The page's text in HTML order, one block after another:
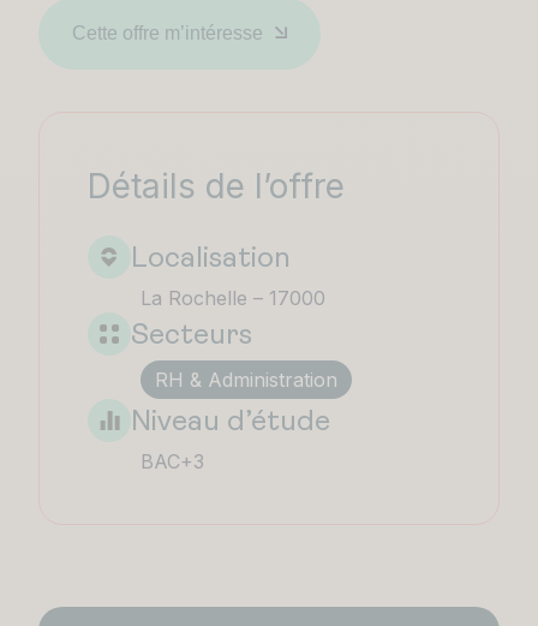
Cette offre m’intéresse
Détails de l’offre
Localisation
La Rochelle – 17000
Secteurs
RH & Administration
Niveau d’étude
BAC+3